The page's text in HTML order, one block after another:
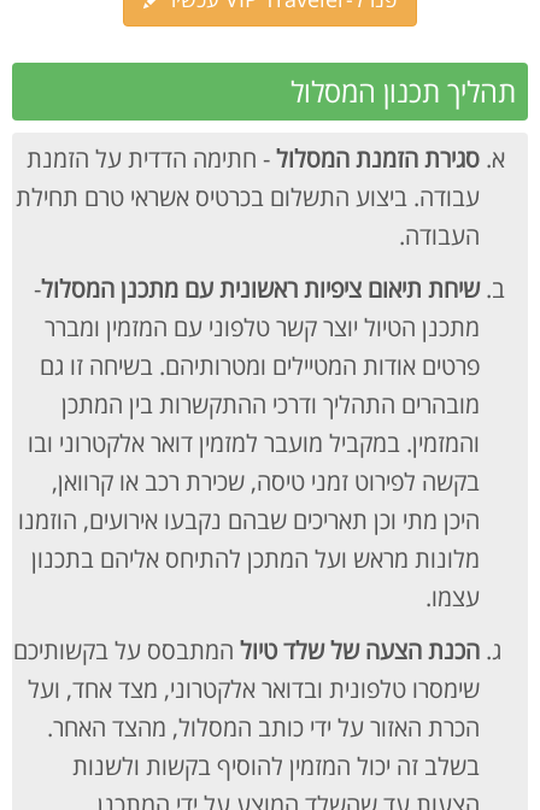
תהליך תכנון המסלול
סגירת הזמנת המסלול- חתימה הדדית על הזמנת
עבודה. ביצוע התשלום בכרטיס אשראי טרם תחילת
העבודה.
שיחת תיאום ציפיות ראשונית עם מתכנן המסלול-
מתכנן הטיול יוצר קשר טלפוני עם המזמין ומברר
פרטים אודות המטיילים ומטרותיהם. בשיחה זו גם
מובהרים התהליך ודרכי ההתקשרות בין המתכן
והמזמין. במקביל מועבר למזמין דואר אלקטרוני ובו
בקשה לפירוט זמני טיסה, שכירת רכב או קרוואן,
היכן מתי וכן תאריכים שבהם נקבעו אירועים, הוזמנו
מלונות מראש ועל המתכן להתיחס אליהם בתכנון
עצמו.
הכנת הצעה של שלד טיול המתבסס על בקשותיכם
שימסרו טלפונית ובדואר אלקטרוני, מצד אחד, ועל
הכרת האזור על ידי כותב המסלול, מהצד האחר.
בשלב זה יכול המזמין להוסיף בקשות ולשנות